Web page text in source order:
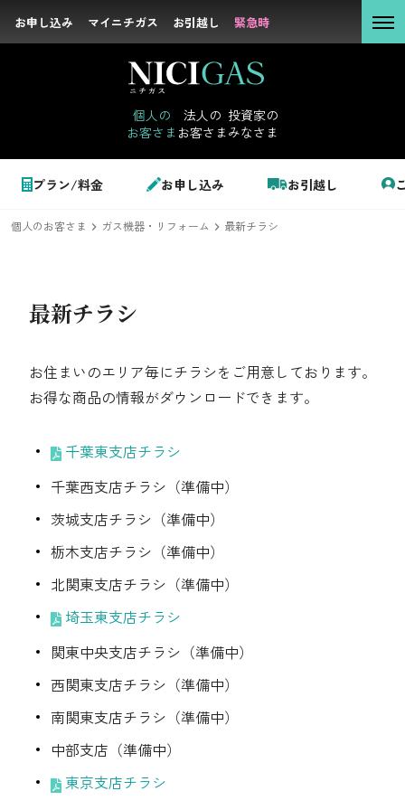
お申し込み マイニチガス お引越し 緊急時
個人の
お客さま
法人の
お客さま
投資家の
みなさま
プラン/料金 お申し込み お引越し
お申し込み マイニチガス お引越し 緊急時
個人のお客さま
でガ割のご案内
シミュレーション
お申し込み一覧
でガ割のご案内
シミュレーション
お申し込み一覧
LPガス
ガス料金
シミュレーション
お客さま
企業情報
個人のお客さま ガス機器・リフォーム 最新チラシ
最新チラシ
お住まいのエリア毎にチラシをご用意しております。
お得な商品の情報がダウンロードできます。
千葉東支店チラシ
千葉西支店チラシ（準備中）
茨城支店チラシ（準備中）
栃木支店チラシ（準備中）
北関東支店チラシ （準備中）
埼玉東支店チラシ
関東中央支店チラシ（準備中）
西関東支店チラシ （準備中）
南関東支店チラシ （準備中）
中部支店（準備中）
東京支店チラシ